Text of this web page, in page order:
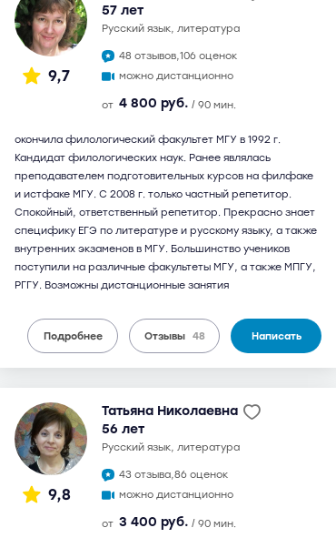
9,7
57 лет
русский язык, литература
48 отзывов,106 оценок
можно дистанционно
от 4 800 руб. / 90 мин.
окончила филологический факультет МГУ в 1992 г.
Кандидат филологических наук. Ранее являлась
преподавателем подготовительных курсов на филфаке
и истфаке МГУ. С 2008 г. только частный репетитор.
Спокойный, ответственный репетитор. Прекрасно знает
специфику ЕГЭ по литературе и русскому языку, а также
внутренних экзаменов в МГУ. Большинство учеников
поступили на различные факультеты МГУ, а также МПГУ,
РГГУ. Возможны дистанционные занятия
Подробнее Отзывы 48 Написать
9,8
Татьяна Николаевна
56 лет
русский язык, литература
43 отзыва,86 оценок
можно дистанционно
от 3 400 руб. / 90 мин.